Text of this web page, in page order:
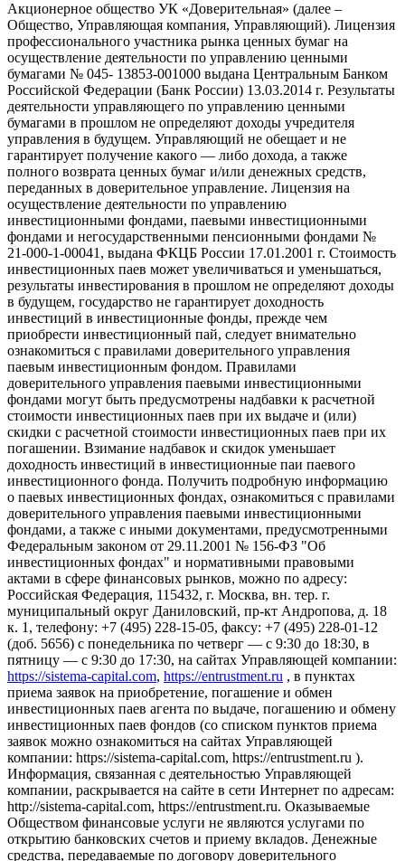
Акционерное общество УК «Доверительная» (далее –
Общество, Управляющая компания, Управляющий). Лицензия
профессионального участника рынка ценных бумаг на
осуществление деятельности по управлению ценными
бумагами № 045- 13853-001000 выдана Центральным Банком
Российской Федерации (Банк России) 13.03.2014 г. Результаты
деятельности управляющего по управлению ценными
бумагами в прошлом не определяют доходы учредителя
управления в будущем. Управляющий не обещает и не
гарантирует получение какого — либо дохода, а также
полного возврата ценных бумаг и/или денежных средств,
переданных в доверительное управление. Лицензия на
осуществление деятельности по управлению
инвестиционными фондами, паевыми инвестиционными
фондами и негосударственными пенсионными фондами №
21-000-1-00041, выдана ФКЦБ России 17.01.2001 г. Стоимость
инвестиционных паев может увеличиваться и уменьшаться,
результаты инвестирования в прошлом не определяют доходы
в будущем, государство не гарантирует доходность
инвестиций в инвестиционные фонды, прежде чем
приобрести инвестиционный пай, следует внимательно
ознакомиться с правилами доверительного управления
паевым инвестиционным фондом. Правилами
доверительного управления паевыми инвестиционными
фондами могут быть предусмотрены надбавки к расчетной
стоимости инвестиционных паев при их выдаче и (или)
скидки с расчетной стоимости инвестиционных паев при их
погашении. Взимание надбавок и скидок уменьшает
доходность инвестиций в инвестиционные паи паевого
инвестиционного фонда. Получить подробную информацию
о паевых инвестиционных фондах, ознакомиться с правилами
доверительного управления паевыми инвестиционными
фондами, а также с иными документами, предусмотренными
Федеральным законом от 29.11.2001 № 156-ФЗ "Об
инвестиционных фондах" и нормативными правовыми
актами в сфере финансовых рынков, можно по адресу:
Российская Федерация, 115432, г. Москва, вн. тер. г.
муниципальный округ Даниловский, пр-кт Андропова, д. 18
к. 1, телефону: +7 (495) 228-15-05, факсу: +7 (495) 228-01-12
(доб. 5656) с понедельника по четверг — c 9:30 до 18:30, в
пятницу — с 9:30 до 17:30, на сайтах Управляющей компании:
https://sistema-capital.com, https://entrustment.ru , в пунктах
приема заявок на приобретение, погашение и обмен
инвестиционных паев агента по выдаче, погашению и обмену
инвестиционных паев фондов (со списком пунктов приема
заявок можно ознакомиться на сайтах Управляющей
компании: https://sistema-capital.com, https://entrustment.ru ).
Информация, связанная с деятельностью Управляющей
компании, раскрывается на сайте в сети Интернет по адресам:
http://sistema-capital.com, https://entrustment.ru. Оказываемые
Обществом финансовые услуги не являются услугами по
открытию банковских счетов и приему вкладов. Денежные
средства, передаваемые по договору доверительного